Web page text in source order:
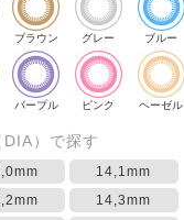
ブラウン グレー ブルー
パープル ピンク ヘーゼル
）で探す
14,1mm
14,3mm